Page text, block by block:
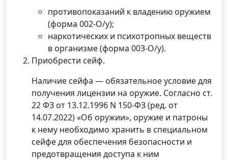
противопоказаний к владению оружием
(форма 002-О/у);
наркотических и психотропных веществ
в организме (форма 003-О/у).
Приобрести сейф.
Наличие сейфа — обязательное условие для
получения лицензии на оружие. Согласно ст.
22 ФЗ от 13.12.1996 N 150-ФЗ (ред. от
14.07.2022) «Об оружии», оружие и патроны
к нему необходимо хранить в специальном
сейфе для обеспечения безопасности и
предотвращения доступа к ним